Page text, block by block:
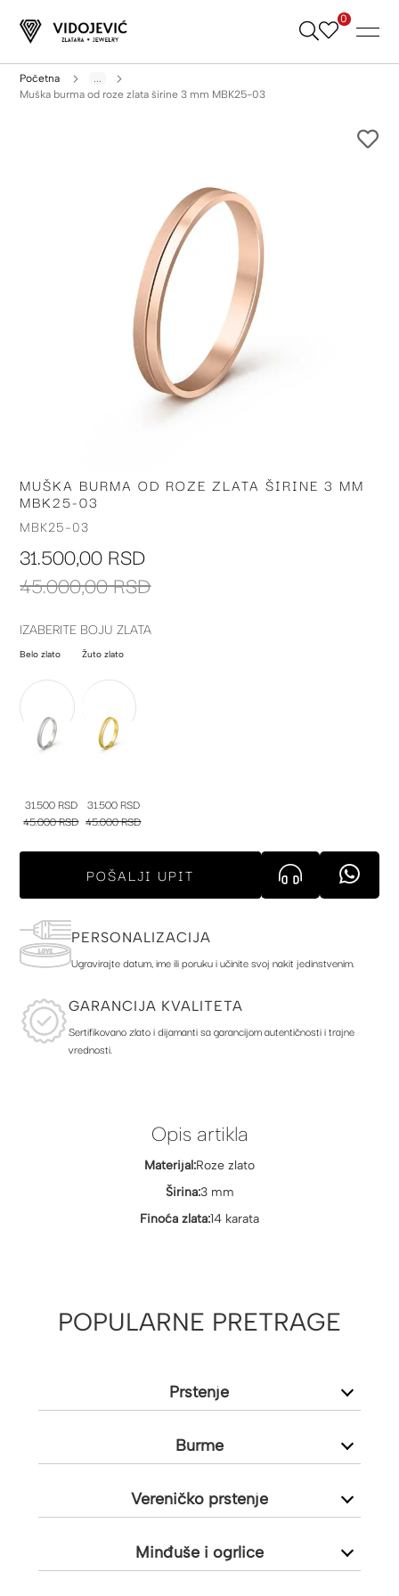
Skip
0
Početna
...
Muška burma od roze zlata širine 3 mm MBK25-03
Skip
to
the
of
images
MUŠKA BURMA OD ROZE ZLATA ŠIRINE 3 MM
MBK25-03
MBK25-03
31.500,00 RSD
45.000,00 RSD
IZABERITE BOJU ZLATA
Belo zlato
31.500 RSD
45.000 RSD
Žuto zlato
31.500 RSD
45.000 RSD
POŠALJI UPIT
PERSONALIZACIJA
Ugravirajte datum, ime ili poruku i učinite svoj nakit jedinstvenim.
GARANCIJA KVALITETA
Sertifikovano zlato i dijamanti sa garancijom autentičnosti i trajne
vrednosti.
Opis artikla
Materijal:Roze zlato
Širina:3 mm
Finoća zlata:14 karata
POPULARNE PRETRAGE
Prstenje
Burme
Vereničko prstenje
Minđuše i ogrlice